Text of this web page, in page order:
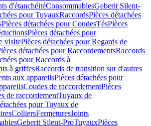
d'étanchéitéConsommablesGeberit Silent-
pour TuyauxRaccordsPièces détachées
Pièces détachées pour CoudesTésPièces
Pièces détachées pour
visitePièces détachées pour Regards de
détachées pour RaccordementsRaccords
pour Raccords à
à griffesRaccords de transition sur d'autres
aux appareilsPièces détachées pour
Coudes de raccordementPièces
de raccordementTuyaux de
pour Tuyaux de
ColliersFermeturesJoints
Geberit Silent-ProTuyauxPièces